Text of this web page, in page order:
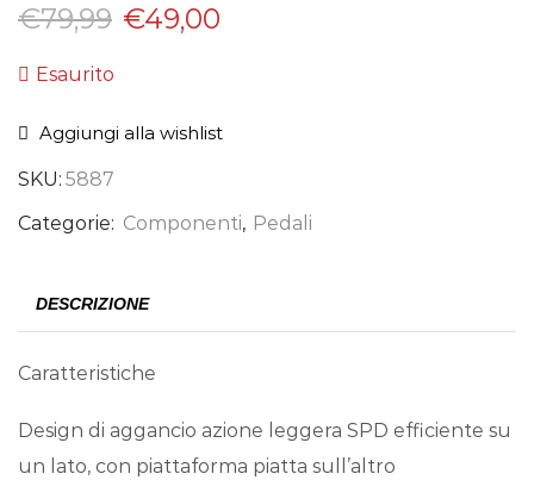
€79,99 €49,00
Esaurito
Aggiungi alla wishlist
SKU: 5887
Categorie: Componenti, Pedali
DESCRIZIONE
Caratteristiche
Design di aggancio azione leggera SPD efficiente su
un lato, con piattaforma piatta sull’altro